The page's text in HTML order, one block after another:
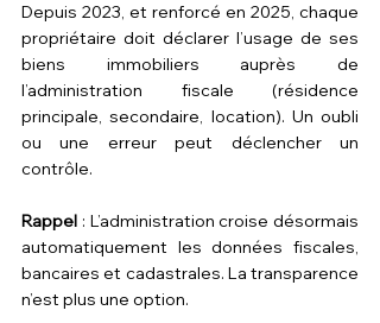
Depuis 2023, et renforcé en 2025, chaque
propriétaire doit déclarer l’usage de ses
biens immobiliers auprès de
l’administration fiscale (résidence
principale, secondaire, location). Un oubli
ou une erreur peut déclencher un
contrôle.
Rappel : L’administration croise désormais
automatiquement les données fiscales,
bancaires et cadastrales. La transparence
n’est plus une option.